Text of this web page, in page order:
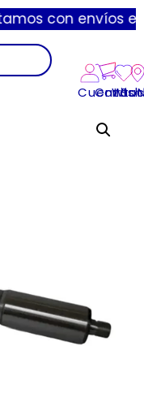
express
Cuenta
Carrito